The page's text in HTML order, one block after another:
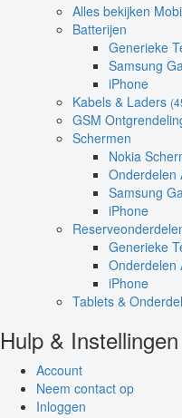
Alles bekijken
Batterijen
Generieke
Samsung
iPhone
Kabels & Laders
GSM
Schermen
Nokia
Onderdelen
Samsung
iPhone
Generieke
Onderdelen
iPhone
Tablets &
Hulp & Instellingen
Account
Neem contact op
Inloggen